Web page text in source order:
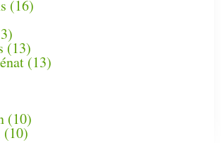
(16)
(13)
(13)
(10)
(10)